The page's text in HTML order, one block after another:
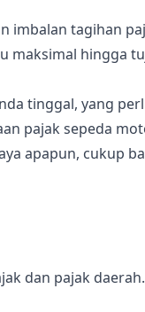
imbalan tagihan
maksimal hingga
tinggal, yang
pajak sepeda
apapun, cukup
dan pajak daerah.